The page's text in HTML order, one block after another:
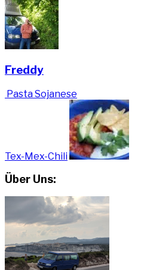
Freddy
Pasta Sojanese
Tex-Mex-Chili
Über Uns: